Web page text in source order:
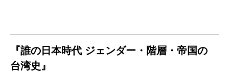
『誰の日本時代 ジェンダー・階層・帝国の
台湾史』